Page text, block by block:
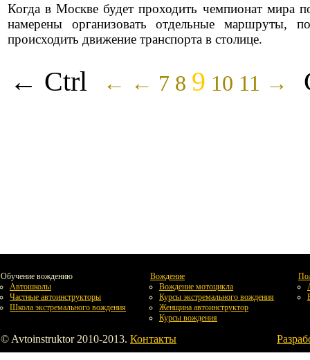
Когда в Москве будет проходить чемпионат мира
намерены организовать отдельные маршруты,
происходить движение транспорта в столице.
← Ctrl ← ← 7 8 9 10 11 →
Обучение вождению
Автошколы
Частные автоинструкторы
Школа экстремального вождения
Вождение
Вождение мотоцикла
Курсы экстремального вождения
Женщина автоинструктор
Курсы вождения
© Avtoinstruktor 2010-2013. Контакты